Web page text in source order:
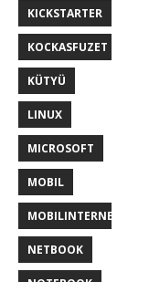
KICKSTARTER
KOCKASFUZET
KÜTYÜ
LINUX
MICROSOFT
MOBIL
MOBILINTERNET
NETBOOK